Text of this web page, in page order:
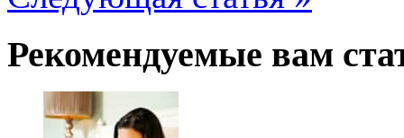
Рекомендуемые вам